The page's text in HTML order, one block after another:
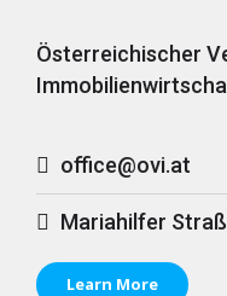
Österreichischer
office@ovi.at
Mariahilfer
Learn More